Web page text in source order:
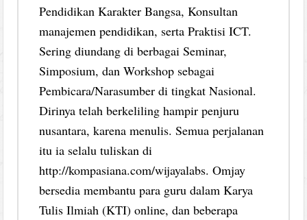
Pendidikan Karakter Bangsa, Konsultan
manajemen pendidikan, serta Praktisi ICT.
Sering diundang di berbagai Seminar,
Simposium, dan Workshop sebagai
Pembicara/Narasumber di tingkat Nasional.
Dirinya telah berkeliling hampir penjuru
nusantara, karena menulis. Semua perjalanan
itu ia selalu tuliskan di
http://kompasiana.com/wijayalabs. Omjay
bersedia membantu para guru dalam Karya
Tulis Ilmiah (KTI) online, dan beberapa